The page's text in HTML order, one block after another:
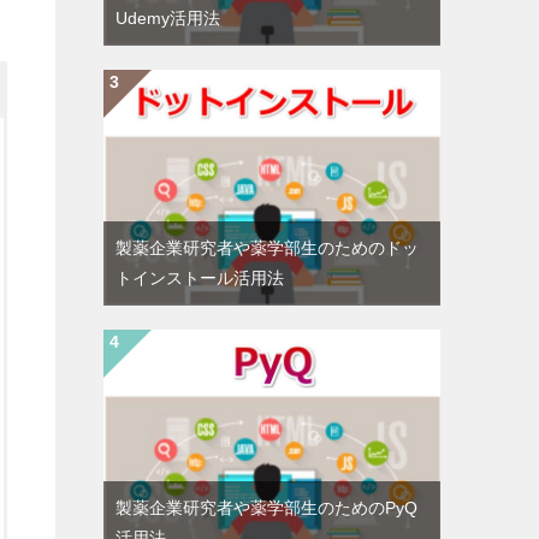
Udemy活用法
製薬企業研究者や薬学部生のためのドッ
トインストール活用法
製薬企業研究者や薬学部生のためのPyQ